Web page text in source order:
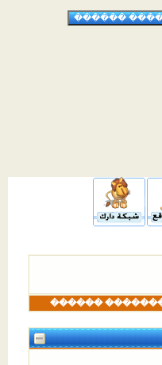
���� ����